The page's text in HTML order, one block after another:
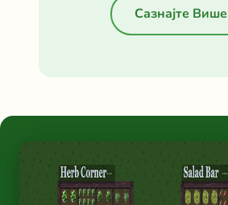
Сазнајте Више